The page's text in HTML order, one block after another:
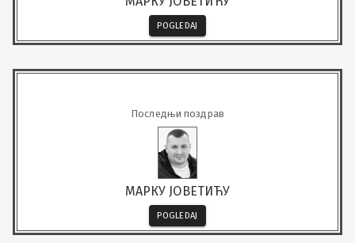
POGLEDAJ
Последњи поздрав
МАРКУ ЈОВЕТИЋУ
POGLEDAJ